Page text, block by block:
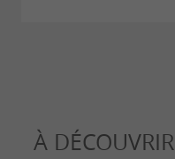
À DÉCOUVRIR